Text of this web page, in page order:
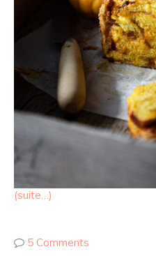
(suite…)
5 Comments